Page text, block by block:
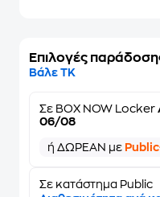
Επιλογές
Βάλε ΤΚ
Σε BOX NOW Locker
06/08
ή ΔΩΡΕΑΝ με
Σε κατάστημα Public